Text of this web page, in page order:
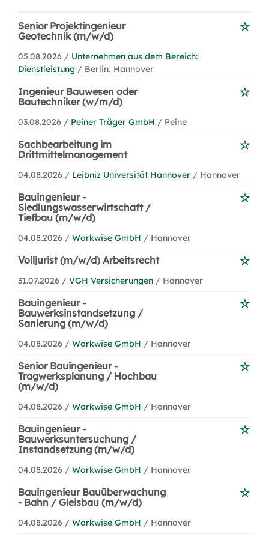
Senior Projektingenieur
Geotechnik (m/w/d)
05.08.2026 / Unternehmen aus dem Bereich:
Dienstleistung / Berlin, Hannover
Ingenieur Bauwesen oder
Bautechniker (w/m/d)
03.08.2026 / Peiner Träger GmbH / Peine
Sachbearbeitung im
Drittmittelmanagement
04.08.2026 / Leibniz Universität Hannover / Hannover
Bauingenieur -
Siedlungswasserwirtschaft /
Tiefbau (m/w/d)
04.08.2026 / Workwise GmbH / Hannover
Volljurist (m/w/d) Arbeitsrecht
31.07.2026 / VGH Versicherungen / Hannover
Bauingenieur -
Bauwerksinstandsetzung /
Sanierung (m/w/d)
04.08.2026 / Workwise GmbH / Hannover
Senior Bauingenieur -
Tragwerksplanung / Hochbau
(m/w/d)
04.08.2026 / Workwise GmbH / Hannover
Bauingenieur -
Bauwerksuntersuchung /
Instandsetzung (m/w/d)
04.08.2026 / Workwise GmbH / Hannover
Bauingenieur Bauüberwachung
- Bahn / Gleisbau (m/w/d)
04.08.2026 / Workwise GmbH / Hannover